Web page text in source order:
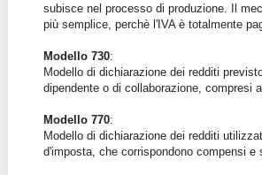
subisce nel processo di produzione. Il
più semplice, perchè l'IVA è totalmente
Modello 730:
Modello di dichiarazione dei redditi
dipendente o di collaborazione, compresi
Modello 770:
Modello di dichiarazione dei redditi
d'imposta, che corrispondono compensi e